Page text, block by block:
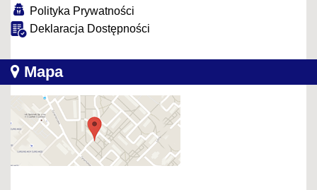
Polityka Prywatności
Deklaracja Dostępności
Mapa